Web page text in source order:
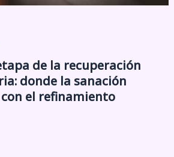
de la recuperación
donde la sanación
el refinamiento